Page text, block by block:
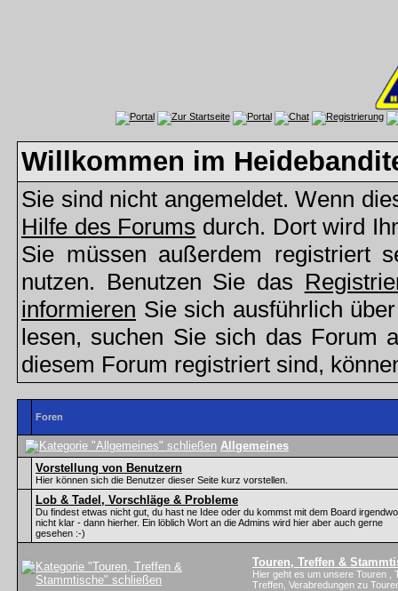
Willkommen im
Sie sind nicht angemeldet. Wenn
Hilfe des Forums durch. Dort wird
Sie müssen außerdem registriert
nutzen. Benutzen Sie das
informieren Sie sich ausführlich
lesen, suchen Sie sich das Forum
diesem Forum registriert sind,
Foren
Allgemeines
Vorstellung von Benutzern
Hier können sich die Benutzer dieser Seite kurz vorstellen.
Lob & Tadel, Vorschläge & Probleme
Du findest etwas nicht gut, du hast ne Idee oder du kommst mit dem Board irgendwo
nicht klar - dann hierher. Ein löblich Wort an die Admins wird hier aber auch gerne
gesehen :-)
Touren, Treffen &
Hier geht es um unsere Touren ,
Treffen, Verabredungen zu